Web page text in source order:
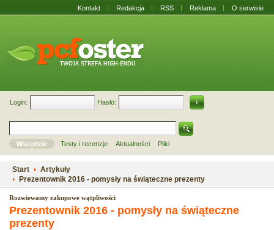
Kontakt Redakcja RSS Reklama O serwisie
Login: Hasło:
Wszędzie Testy i recenzje Aktualności Pliki
Start
Artykuły
Prezentownik 2016 - pomysły na świąteczne prezenty
Rozwiewamy zakupowe wątpliwości
Prezentownik 2016 - pomysły na świąteczne
prezenty